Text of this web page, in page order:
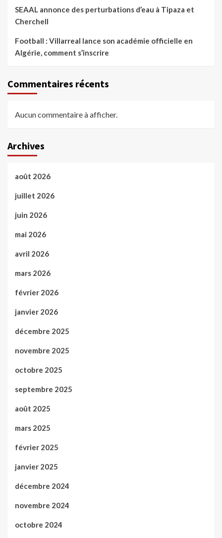
SEAAL annonce des perturbations d’eau à Tipaza et
Cherchell
Football : Villarreal lance son académie officielle en
Algérie, comment s’inscrire
Commentaires récents
Aucun commentaire à afficher.
Archives
août 2026
juillet 2026
juin 2026
mai 2026
avril 2026
mars 2026
février 2026
janvier 2026
décembre 2025
novembre 2025
octobre 2025
septembre 2025
août 2025
mars 2025
février 2025
janvier 2025
décembre 2024
novembre 2024
octobre 2024